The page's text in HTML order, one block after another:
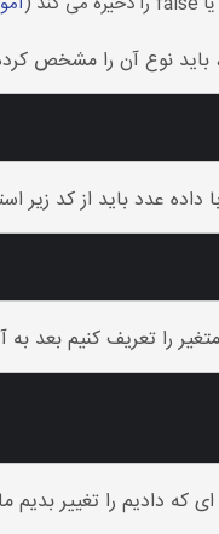
، باید نوع آن را مشخص
داده عدد باید از کد زیر
را تعریف کنیم بعد به
که دادیم را تغییر بدیم